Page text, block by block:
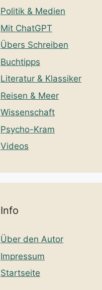
Politik & Medien
Mit ChatGPT
Übers Schreiben
Buchtipps
Literatur & Klassiker
Reisen & Meer
Wissenschaft
Psycho-Kram
Videos
Info
Über den Autor
Impressum
Startseite